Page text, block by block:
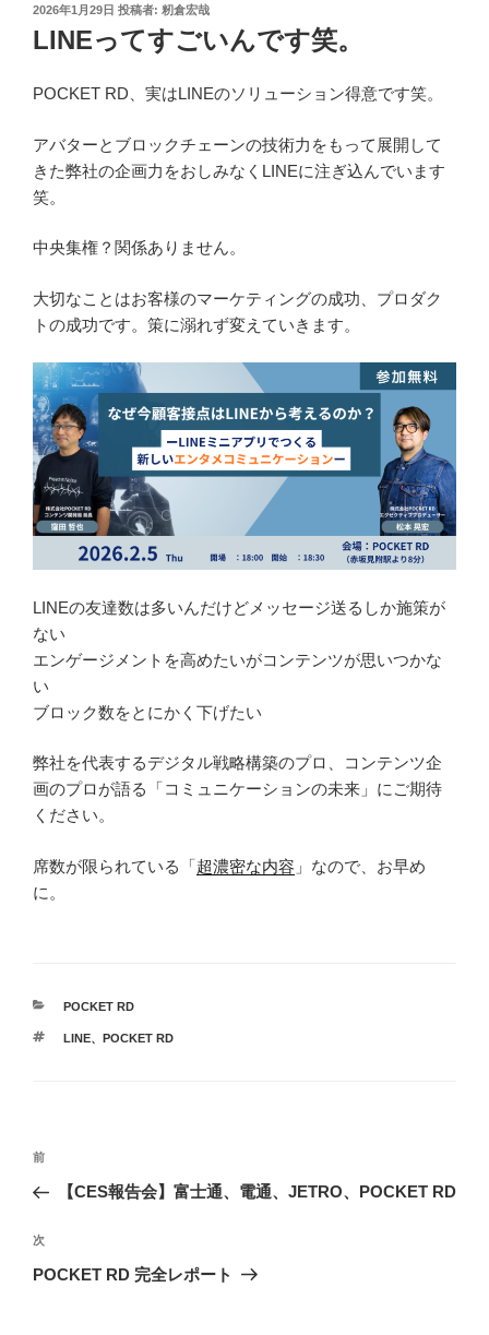
投
稿
日:
2026年1月29日 投稿者: 籾倉宏哉
LINEってすごいんです笑。
POCKET RD、実はLINEのソリューション得意です笑。
アバターとブロックチェーンの技術力をもって展開して
きた弊社の企画力をおしみなくLINEに注ぎ込んでいます
笑。
中央集権？関係ありません。
大切なことはお客様のマーケティングの成功、プロダク
トの成功です。策に溺れず変えていきます。
LINEの友達数は多いんだけどメッセージ送るしか施策が
ない
エンゲージメントを高めたいがコンテンツが思いつかな
い
ブロック数をとにかく下げたい
弊社を代表するデジタル戦略構築のプロ、コンテンツ企
画のプロが語る「コミュニケーションの未来」にご期待
ください。
席数が限られている「超濃密な内容 」なので、お早め
に。
カ
ゴ
POCKET RD
タ
LINE、 POCKET RD
投
ナ
ビ
ゲ
前
の
稿
前
【CES報告会】富士通、電通、JETRO、POCKET RD
次
の
次
POCKET RD 完全レポート